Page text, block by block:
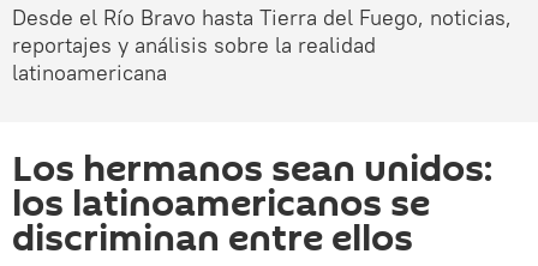
Desde el Río Bravo hasta Tierra del Fuego, noticias,
reportajes y análisis sobre la realidad
latinoamericana
Los hermanos sean unidos:
los latinoamericanos se
discriminan entre ellos